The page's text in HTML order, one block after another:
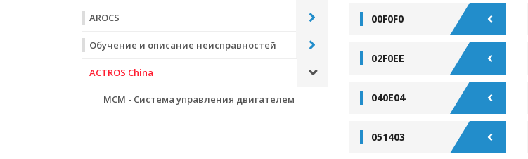
AROCS
Обучение и описание неисправностей
ACTROS China
MCM - Система управления двигателем
00F0F0
02F0EE
040E04
051403